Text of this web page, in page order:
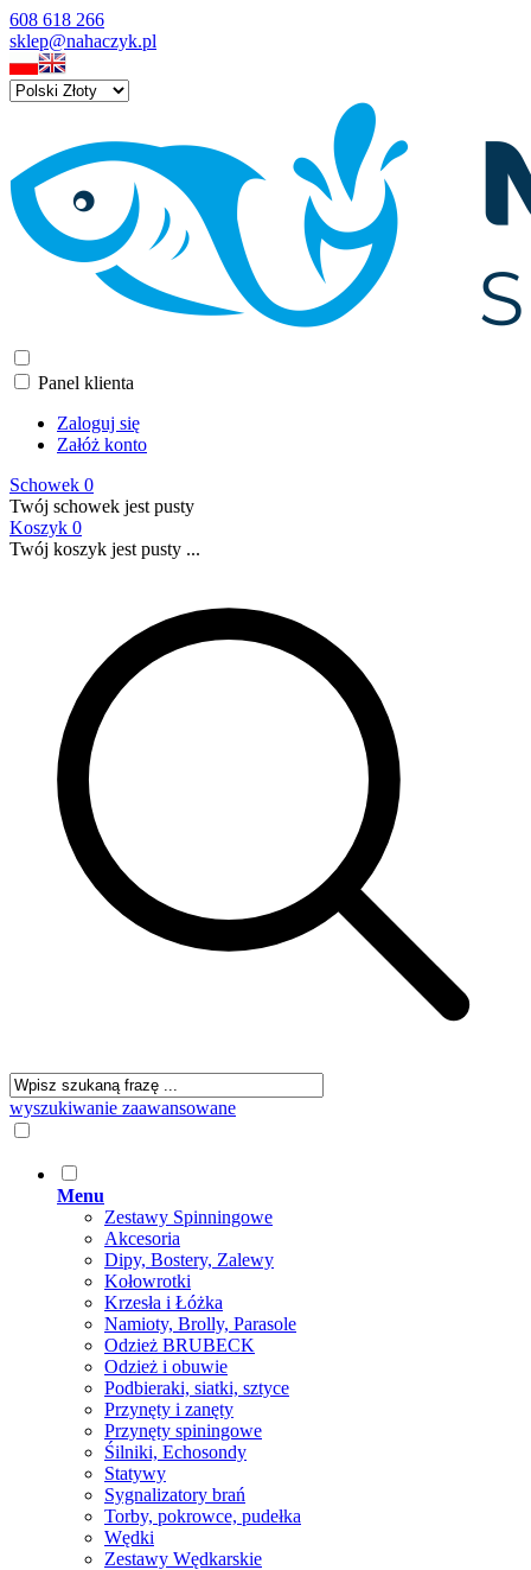
608 618 266
sklep@nahaczyk.pl
Panel klienta
Zaloguj się
Załóż konto
Schowek 0
Twój schowek jest pusty
Koszyk 0
Twój koszyk jest pusty ...
wyszukiwanie zaawansowane
Menu
Zestawy Spinningowe
Akcesoria
Dipy, Bostery, Zalewy
Kołowrotki
Krzesła i Łóżka
Namioty, Brolly, Parasole
Odzież BRUBECK
Odzież i obuwie
Podbieraki, siatki, sztyce
Przynęty i zanęty
Przynęty spiningowe
Śilniki, Echosondy
Statywy
Sygnalizatory brań
Torby, pokrowce, pudełka
Wędki
Zestawy Wędkarskie